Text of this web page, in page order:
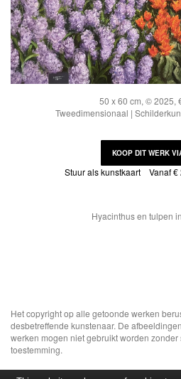
50 x 60 cm, © 2025,
Tweedimensionaal |
KOOP DIT WERK
Stuur als kunstkaart Vanaf €
Hyacinthus en tulpen
Het copyright op alle getoonde werken
desbetreffende kunstenaar. De
werken mogen niet gebruikt worden zonder
toestemming.